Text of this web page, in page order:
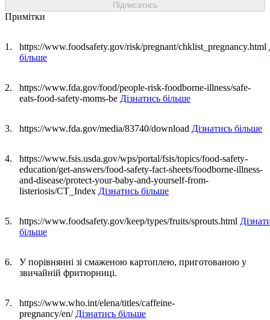
Підписатись
Примітки
https://www.foodsafety.gov/risk/pregnant/chklist_pregnancy.html
більше
https://www.fda.gov/food/people-risk-foodborne-illness/safe-
eats-food-safety-moms-be Дізнатись більше
https://www.fda.gov/media/83740/download Дізнатись більше
https://www.fsis.usda.gov/wps/portal/fsis/topics/food-safety-
education/get-answers/food-safety-fact-sheets/foodborne-illness-
and-disease/protect-your-baby-and-yourself-from-
listeriosis/CT_Index Дізнатись більше
https://www.foodsafety.gov/keep/types/fruits/sprouts.html
більше
У порівнянні зі смаженою картоплею, приготованою у
звичайній фритюрниці.
https://www.who.int/elena/titles/caffeine-
pregnancy/en/ Дізнатись більше